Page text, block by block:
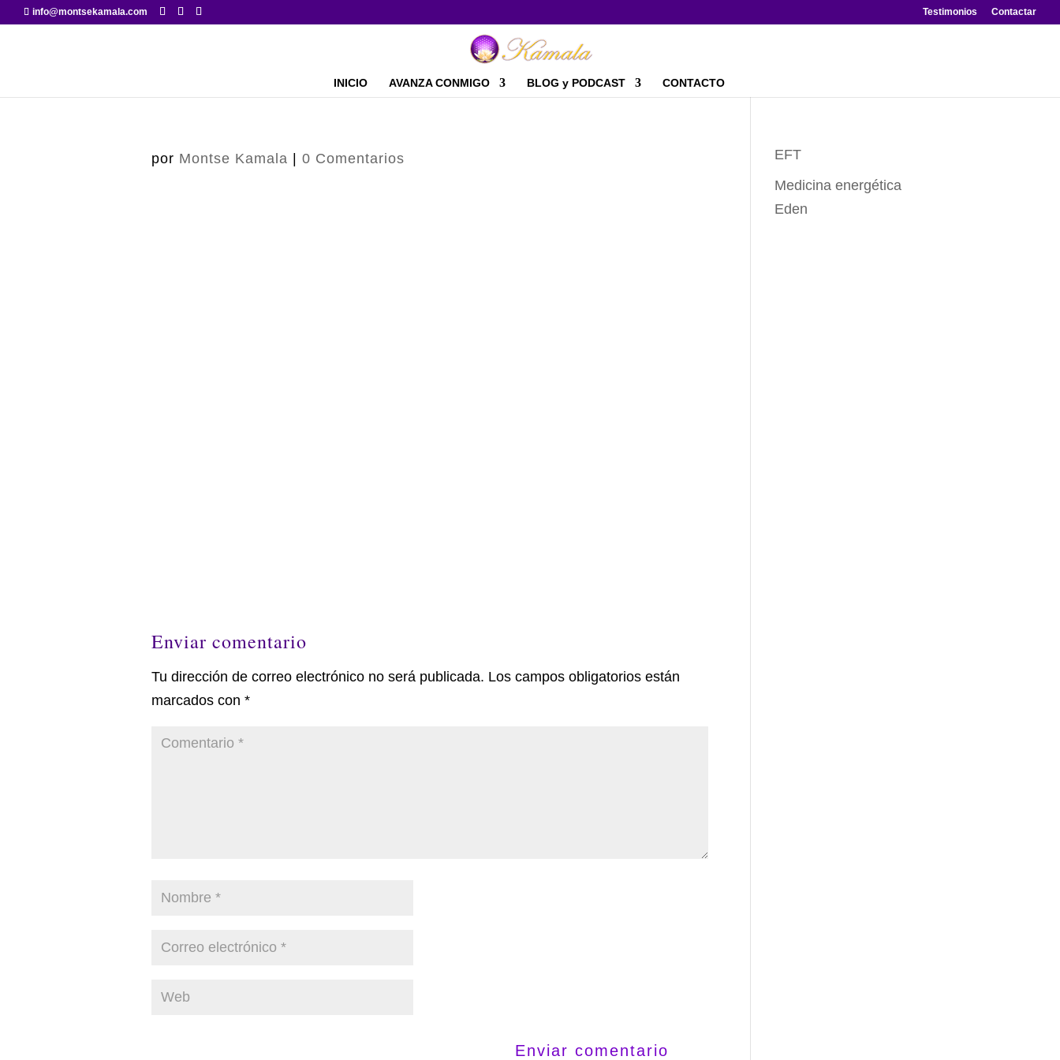
info@montsekamala.com Testimonios Contactar
INICIO AVANZA CONMIGO BLOG y PODCAST CONTACTO
por Montse Kamala 0 Comentarios
Enviar comentario
Tu dirección de correo electrónico no será publicada. Los campos obligatorios están
marcados con *
EFT
Medicina energética
Eden